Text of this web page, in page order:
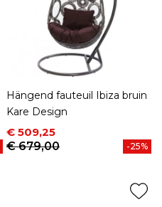
Hängend fauteuil Ibiza bruin
Kare Design
Prijs
€ 509,25
Normale prijs
€ 679,00
-25%